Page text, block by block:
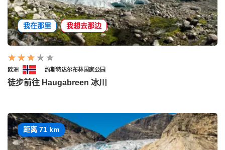
我在那里 我想去那边
欧洲 约斯特达尔布林国家公园
徒步前往 Haugabreen 冰川
距离 71 km